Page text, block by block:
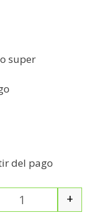
super
del pago
+